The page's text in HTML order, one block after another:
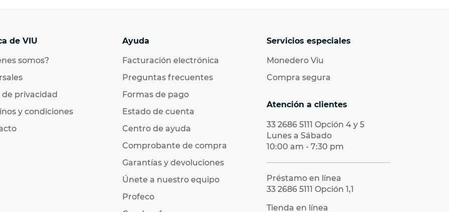
de VIU
somos?
de privacidad
y condiciones
Ayuda
Facturación electrónica
Preguntas frecuentes
Formas de pago
Estado de cuenta
Centro de ayuda
Comprobante de compra
Garantías y devoluciones
Únete a nuestro equipo
Profeco
Servicios especiales
Monedero Viu
Compra segura
Atención a clientes
33 2686 5111 Opción 4 y 5
Lunes a Sábado
10:00 am - 7:30 pm
Préstamo en línea
33 2686 5111 Opción 1,1
Tienda en línea